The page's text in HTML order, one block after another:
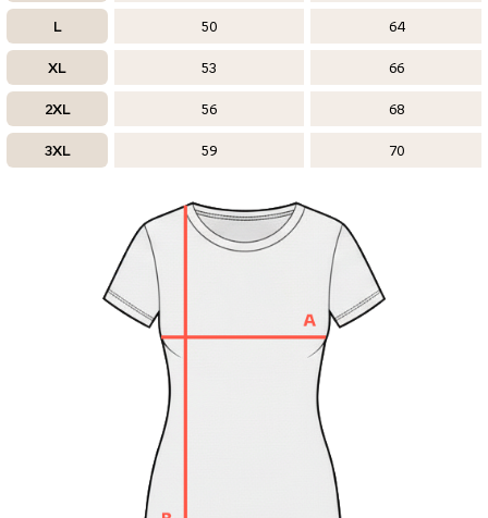
L 50 64
XL 53 66
2XL 56 68
3XL 59 70